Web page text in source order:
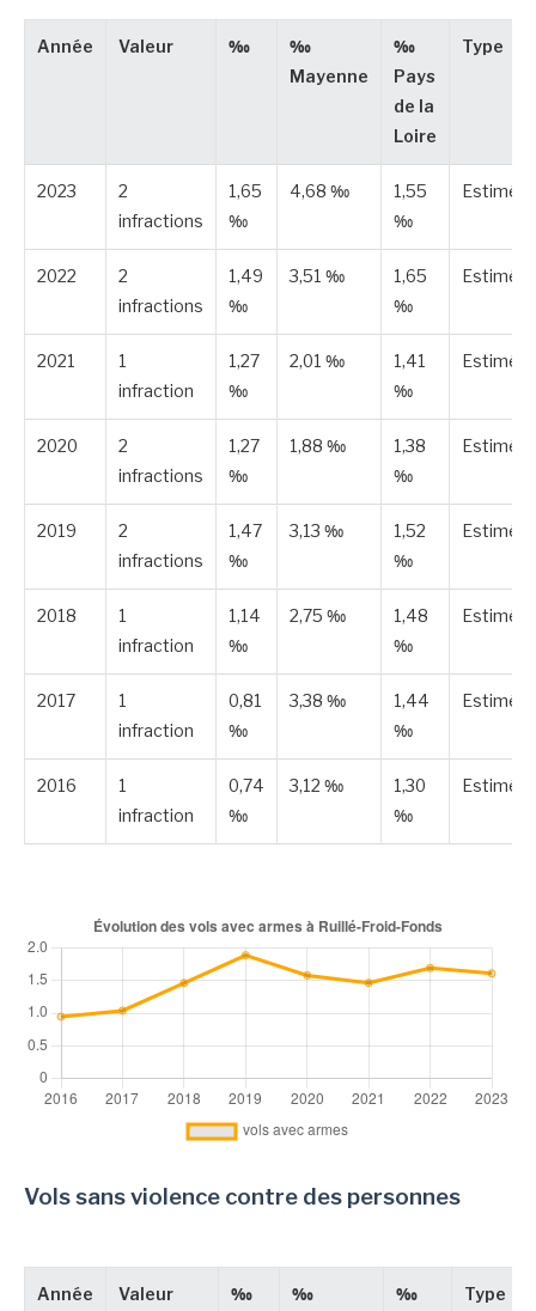
Année Valeur ‰
‰
Mayenne
‰
Pays
de la
Loire
Type
2023
2
infractions
1,65
‰
4,68 ‰
1,55
‰
Estimée
2022
2
infractions
1,49
‰
3,51 ‰
1,65
‰
Estimée
2021
1
infraction
1,27
‰
2,01 ‰
1,41
‰
Estimée
2020
2
infractions
1,27
‰
1,88 ‰
1,38
‰
Estimée
2019
2
infractions
1,47
‰
3,13 ‰
1,52
‰
Estimée
2018
1
infraction
1,14
‰
2,75 ‰
1,48
‰
Estimée
2017
1
infraction
0,81
‰
3,38 ‰
1,44
‰
Estimée
2016
1
infraction
0,74
‰
3,12 ‰
1,30
‰
Estimée
Vols sans violence contre des personnes
Année Valeur ‰ ‰ ‰ Type